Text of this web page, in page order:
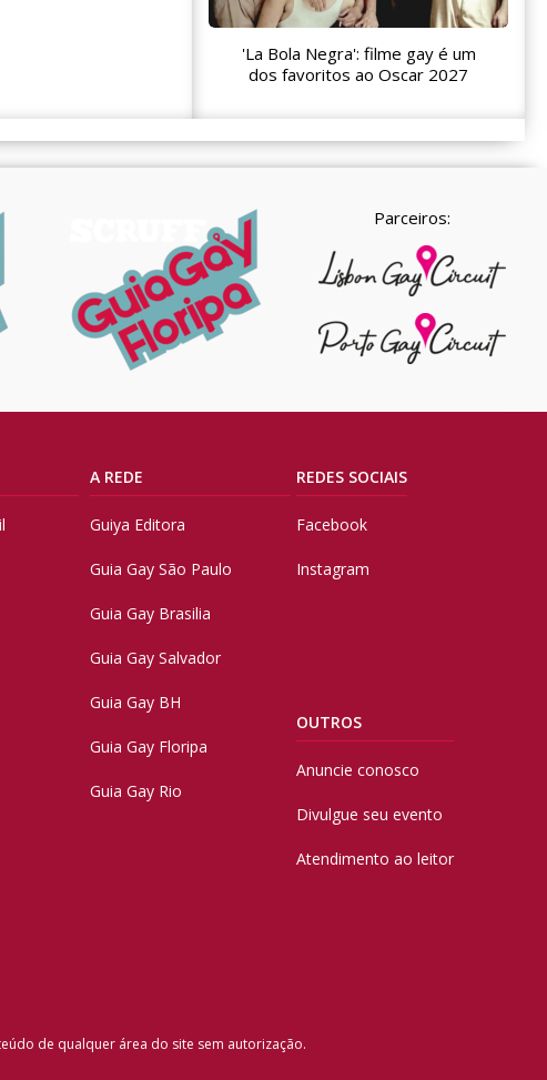
'La Bola Negra': filme gay é um
dos favoritos ao Oscar 2027
Parceiros:
A REDE
Guiya Editora
Guia Gay São Paulo
Guia Gay Brasilia
Guia Gay Salvador
Guia Gay BH
Guia Gay Floripa
Guia Gay Rio
REDES SOCIAIS
Facebook
Instagram
OUTROS
Anuncie conosco
Divulgue seu evento
Atendimento ao leitor
de qualquer área do site sem autorização.